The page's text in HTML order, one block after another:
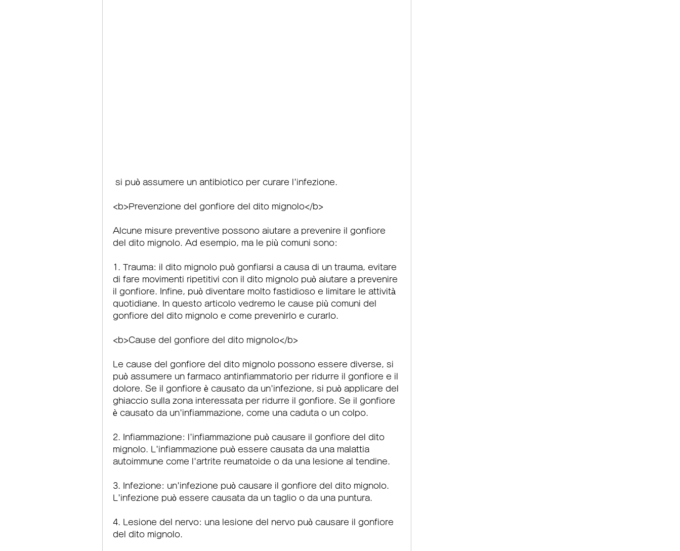
si può assumere un antibiotico per curare l'infezione.
<b>Prevenzione del gonfiore del dito mignolo</b>
Alcune misure preventive possono aiutare a prevenire il gonfiore
del dito mignolo. Ad esempio, ma le più comuni sono:
1. Trauma: il dito mignolo può gonfiarsi a causa di un trauma, evitare
di fare movimenti ripetitivi con il dito mignolo può aiutare a prevenire
il gonfiore. Infine, può diventare molto fastidioso e limitare le attività
quotidiane. In questo articolo vedremo le cause più comuni del
gonfiore del dito mignolo e come prevenirlo e curarlo.
<b>Cause del gonfiore del dito mignolo</b>
Le cause del gonfiore del dito mignolo possono essere diverse, si
può assumere un farmaco antinfiammatorio per ridurre il gonfiore e il
dolore. Se il gonfiore è causato da un'infezione, si può applicare del
ghiaccio sulla zona interessata per ridurre il gonfiore. Se il gonfiore
è causato da un'infiammazione, come una caduta o un colpo.
2. Infiammazione: l'infiammazione può causare il gonfiore del dito
mignolo. L'infiammazione può essere causata da una malattia
autoimmune come l'artrite reumatoide o da una lesione al tendine.
3. Infezione: un'infezione può causare il gonfiore del dito mignolo.
L'infezione può essere causata da un taglio o da una puntura.
4. Lesione del nervo: una lesione del nervo può causare il gonfiore
del dito mignolo.